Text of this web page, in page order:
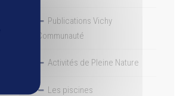
Publications Vichy
Communauté
Activités de Pleine Nature
Les piscines